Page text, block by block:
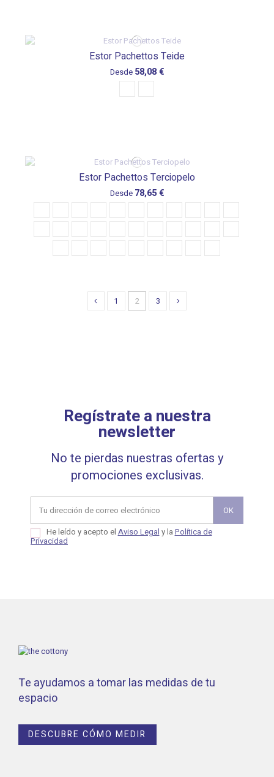
Estor Pachettos Teide
Desde 58,08 €
Estor Pachettos Terciopelo
Desde 78,65 €
1 2 3
Regístrate a nuestra
newsletter
No te pierdas nuestras ofertas y
promociones exclusivas.
He leído y acepto el Aviso Legal y la Política de
Privacidad
Te ayudamos a tomar las medidas de tu
espacio
DESCUBRE CÓMO MEDIR